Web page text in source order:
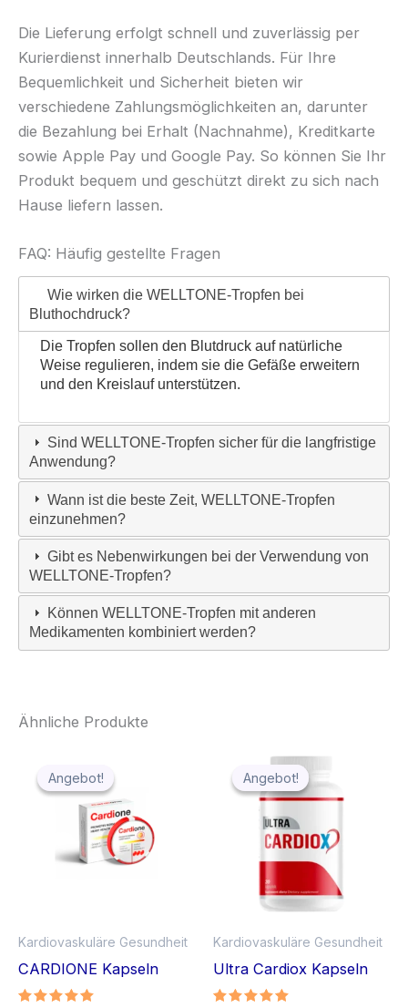
Die Lieferung erfolgt schnell und zuverlässig per
Kurierdienst innerhalb Deutschlands. Für Ihre
Bequemlichkeit und Sicherheit bieten wir
verschiedene Zahlungsmöglichkeiten an, darunter
die Bezahlung bei Erhalt (Nachnahme), Kreditkarte
sowie Apple Pay und Google Pay. So können Sie Ihr
Produkt bequem und geschützt direkt zu sich nach
Hause liefern lassen.
FAQ: Häufig gestellte Fragen
Wie wirken die WELLTONE-Tropfen bei
Bluthochdruck?
Die Tropfen sollen den Blutdruck auf natürliche
Weise regulieren, indem sie die Gefäße erweitern
und den Kreislauf unterstützen.
Sind WELLTONE-Tropfen sicher für die langfristige
Anwendung?
Wann ist die beste Zeit, WELLTONE-Tropfen
einzunehmen?
Gibt es Nebenwirkungen bei der Verwendung von
WELLTONE-Tropfen?
Können WELLTONE-Tropfen mit anderen
Medikamenten kombiniert werden?
Ähnliche Produkte
Angebot!
Angebot!
Kardiovaskuläre Gesundheit
CARDIONE Kapseln
Angebot!
Angebot!
Kardiovaskuläre Gesundheit
Ultra Cardiox Kapseln